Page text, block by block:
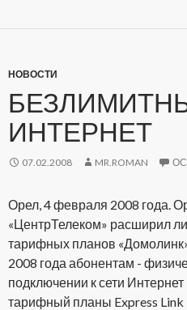
НОВОСТИ
ИНТЕРНЕТ
07.02.2008 MR.ROMAN
Орел, 4 февраля 2008 года.
«ЦентрТелеком» расширил
тарифных планов
2008 года абонентам -
подключении к сети
тарифный планы Express Link